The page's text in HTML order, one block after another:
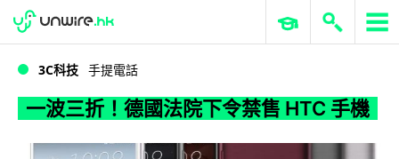
一波三折！德國法院下令禁售 HTC 手機
WWDC 2026 ERP 與商業 AI
3C科技 手提電話
一波三折！德國法院下令禁售 HTC 手機